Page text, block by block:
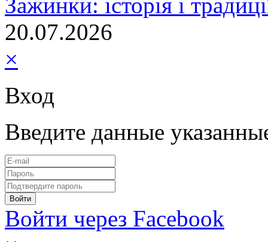
Зажинки: історія і
20.07.2026
×
Вход
Введите данные
Войти через Facebook